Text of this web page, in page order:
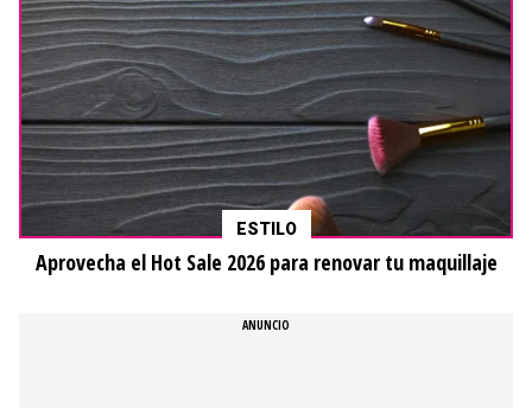
ESTILO
Aprovecha el Hot Sale 2026 para renovar tu maquillaje